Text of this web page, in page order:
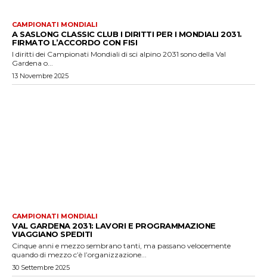
CAMPIONATI MONDIALI
A SASLONG CLASSIC CLUB I DIRITTI PER I MONDIALI 2031.
FIRMATO L’ACCORDO CON FISI
I diritti dei Campionati Mondiali di sci alpino 2031 sono della Val
Gardena o...
13 Novembre 2025
CAMPIONATI MONDIALI
VAL GARDENA 2031: LAVORI E PROGRAMMAZIONE
VIAGGIANO SPEDITI
Cinque anni e mezzo sembrano tanti, ma passano velocemente
quando di mezzo c’è l’organizzazione...
30 Settembre 2025